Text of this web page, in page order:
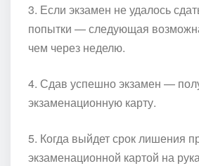
3. Если экзамен не удалось
попытки — следующая
чем через неделю.
4. Сдав успешно экзамен —
экзаменационную карту.
5. Когда выйдет срок лишения
экзаменационной картой на